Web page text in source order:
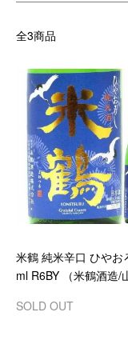
全3商品
米鶴 純米辛口 ひやお
ml R6BY （米鶴酒造/
SOLD OUT